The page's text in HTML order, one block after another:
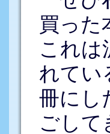
買った
これは
れてい
冊にし
ごして